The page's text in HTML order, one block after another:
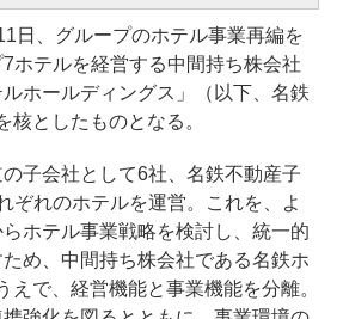
日、グループのホテル事業再編を
ホテルを経営する中間持ち株会社
ルホールディングス」（以下、名鉄
核としたものとなる。
子会社として6社、名鉄不動産子
ぞれのホテルを運営。これを、よ
ホテル事業戦略を検討し、統一的
め、中間持ち株会社である名鉄ホ
えで、経営機能と事業機能を分離。